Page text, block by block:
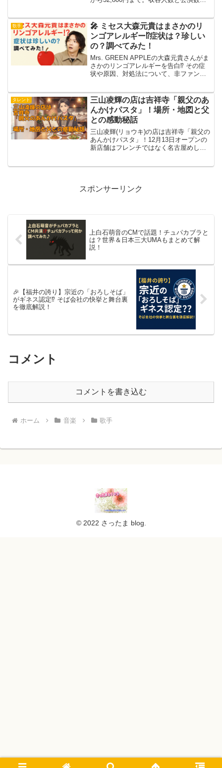
で、公表されている数字だけで整理して
います。
歌手
🎤 ミセス大森元貴はまさかのリ
ンゴアレルギー⁉️症状は？珍しい
の？調べてみた！
Mrs. GREEN APPLEの大森元貴さんがま
さかのリンゴアレルギーを告白⁉️ その症
状や原因、対処法について、非ファン目
タレント
三山凌輝の店は吉祥寺「親父のあ
んかけパスタ」！場所・地図と父
との感動秘話
三山凌輝(リョウキ)の店は吉祥寺「親父の
あんかけパスタ」！12月13日オープンの
新店舗はフレンチではなく名古屋めし専
スポンサーリンク
上白石萌音のCMで話題！チュパカブラと
は？世界＆日本三大UMAもまとめて解
説！
🎉【福井の誇り】宗近の「おろしそば」
がギネス認定⁉ そば会社の快挙と舞台裏
を徹底解説！
コメント
コメントを書き込む
ホーム 音楽 歌手
© 2022 さったま blog.